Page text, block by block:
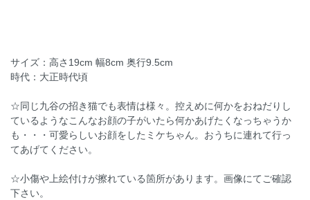
サイズ：高さ19cm 幅8cm 奥行9.5cm
時代：大正時代頃
☆同じ九谷の招き猫でも表情は様々。控えめに何かをおねだりし
ているようなこんなお顔の子がいたら何かあげたくなっちゃうか
も・・・可愛らしいお顔をしたミケちゃん。おうちに連れて行っ
てあげてください。
☆小傷や上絵付けが擦れている箇所があります。画像にてご確認
下さい。